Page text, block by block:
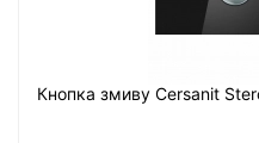
Кнопка змиву Cersanit